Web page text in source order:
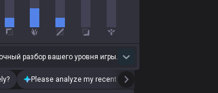
разбор вашего уровня игры.
Please analyze my recent playstyle.